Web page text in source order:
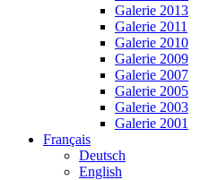
Galerie 2013
Galerie 2011
Galerie 2010
Galerie 2009
Galerie 2007
Galerie 2005
Galerie 2003
Galerie 2001
Français
Deutsch
English